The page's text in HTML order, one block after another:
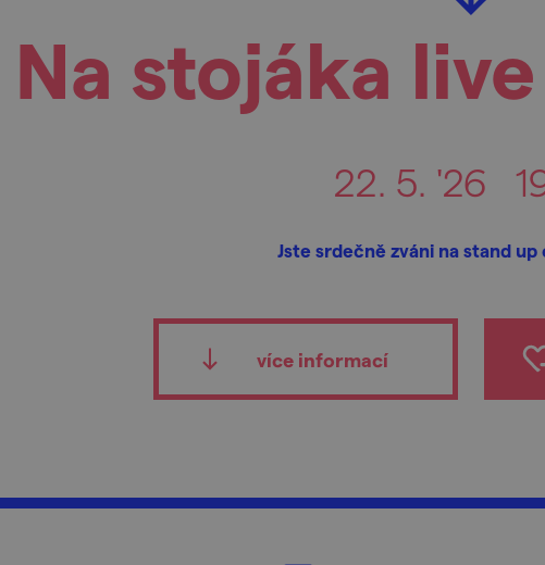
Na stojáka
22. 5. '26
Jste srdečně zváni na stand up
více informací